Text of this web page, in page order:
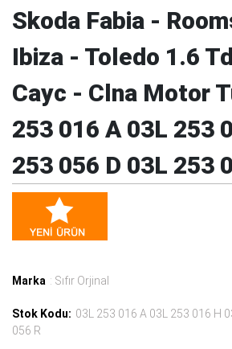
Skoda Fabia -
Ibiza - Toledo 1.6
Cayc - Clna Motor
253 016 A 03L 253
253 056 D 03L 253
Marka : Sıfır Orjinal
Stok Kodu: 03L 253 016 A 03L 253 016 H
056 R